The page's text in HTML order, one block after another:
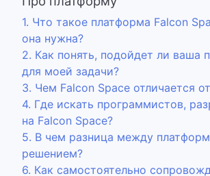
1. Что такое платформа Falcon
она нужна?
2. Как понять, подойдет ли ваша
для моей задачи?
3. Чем Falcon Space отличается
4. Где искать программистов,
на Falcon Space?
5. В чем разница между
решением?
6. Как самостоятельно